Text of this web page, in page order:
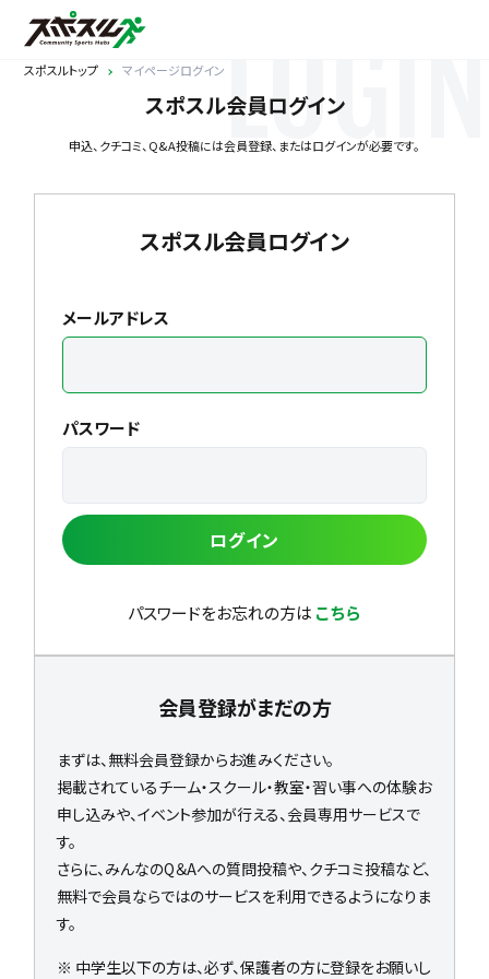
スポスルトップ マイページログイン
スポスル会員ログイン
申込、クチコミ、Q&A投稿には会員登録、またはログインが必要です。
LOGIN
スポスル会員ログイン
メールアドレス
パスワード
ログイン
パスワードをお忘れの方は こちら
会員登録がまだの方
まずは、無料会員登録からお進みください。
掲載されているチーム・スクール・教室・習い事への体験お
申し込みや、イベント参加が行える、会員専用サービスで
す。
さらに、みんなのQ＆Aへの質問投稿や、クチコミ投稿など、
無料で会員ならではのサービスを利用できるようになりま
す。
※ 中学生以下の方は、必ず、保護者の方に登録をお願いし